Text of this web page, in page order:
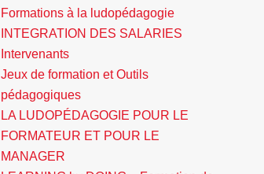
Formations à la ludopédagogie
INTEGRATION DES SALARIES
Intervenants
Jeux de formation et Outils
pédagogiques
LA LUDOPÉDAGOGIE POUR LE
FORMATEUR ET POUR LE
MANAGER